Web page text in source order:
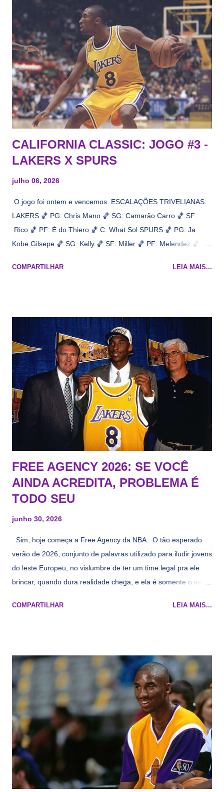
CALIFORNIA CLASSIC: JOGO #3 -
LAKERS X SPURS
julho 06, 2026
O jogo foi ontem e vencemos. ESCALAÇÕES TRIVELIANAS:
LAKERS 🏀 PG: Chris Mano 🏀 SG: Camarão Carro 🏀 SF:
Rico 🏀 PF: É do Thiero 🏀 C: What Sol SPURS 🏀 PG: Ja
Kobe Gilsepe 🏀 SG: Kelly 🏀 SF: Miller 🏀 PF: Melendez 🏀 C:
Na quadra Transmissão: NBA League Pass
COMPARTILHAR LEIA MAIS...
FREE AGENCY 2026: SE VOCÊ
AINDA ACREDITA, PROBLEMA É
TODO SEU
junho 30, 2026
Sim, hoje começa a Free Agency da NBA. O tão esperado
verão de 2026, conjunto de palavras utilizado para iludir jovens
do leste Europeu, no vislumbre de ter um time legal pra ele
brincar, quando dura realidade chega, e ela é somente o seu
cara de decrépito, mas que aparentemente ainda é jovem.
vezes a gente esquece mesmo. Então, como diria o Marcelo
Tas no Telecurso 2000 , É HORA DA REVISÃO! Ah, e quase
todos esses nomes foram linkados ao Lakers. Se de fato há o
interesse, não importa, o nosso compromisso é sempre com a
informação, a veracidade vem depois. E do Lakers hein? Até
agora nada de Ruim Hachaomuro (dizem que Nets tem
interesse) e LeBrão James - esse sendo assediado pelo
Draymond Green enquanto chora pro Cavs contrat...
COMPARTILHAR LEIA MAIS...